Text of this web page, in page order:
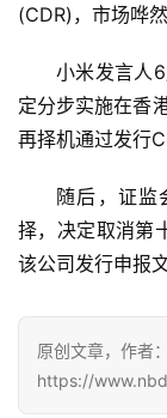
汉
办
事
游
动
生
(CDR)，市场哗然
小米发言人
定分步实施在香
再择机通过发行
随后，证监
择，决定取消第
该公司发行申报
原创文章，作者
https://